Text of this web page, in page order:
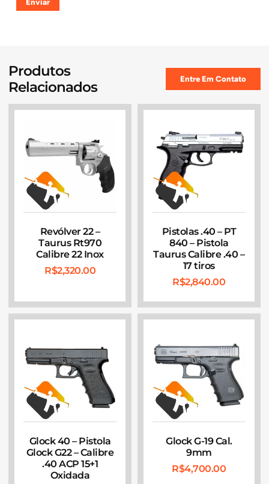
Produtos
Relacionados
Entre Em Contato
Revólver 22 –
Taurus Rt970
Calibre 22 Inox
R$2,320.00
Pistolas .40 – PT
840 – Pistola
Taurus Calibre .40 –
17 tiros
R$2,840.00
Glock 40 – Pistola
Glock G22 – Calibre
.40 ACP 15+1
Oxidada
Glock G-19 Cal.
9mm
R$4,700.00